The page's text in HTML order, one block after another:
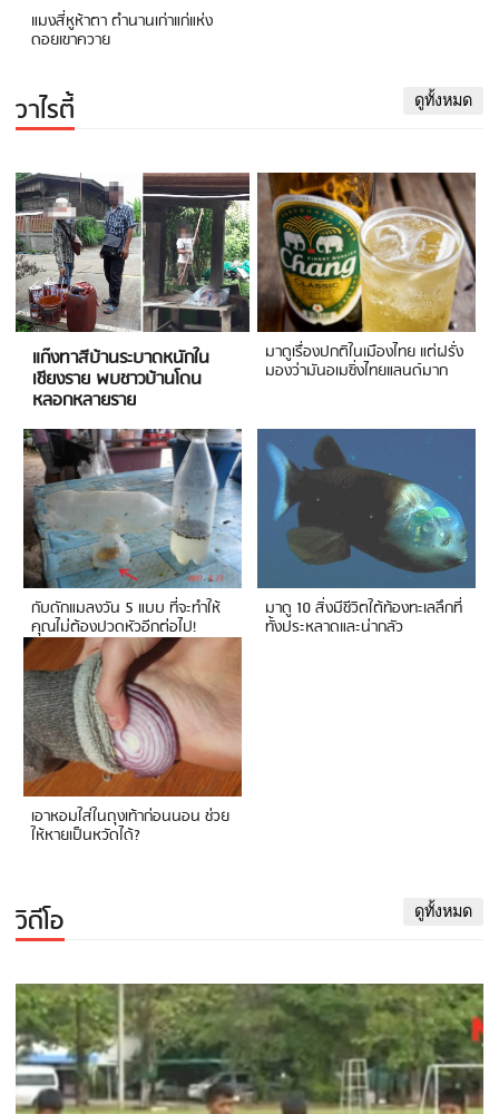
แมงสี่หูห้าตา ตำนานเก่าแก่แห่ง
ดอยเขาควาย
วาไรตี้ ดูทั้งหมด
แก๊งทาสีบ้านระบาดหนักใน
เชียงราย พบชาวบ้านโดน
หลอกหลายราย
มาดูเรื่องปกติในเมืองไทย แต่ฝรั่ง
มองว่ามันอเมซิ่งไทยแลนด์มาก
กับดักแมลงวัน 5 แบบ ที่จะทำให้
คุณไม่ต้องปวดหัวอีกต่อไป!
มาดู 10 สิ่งมีชีวิตใต้ท้องทะเลลึกที่
ทั้งประหลาดและน่ากลัว
เอาหอมใส่ในถุงเท้าก่อนนอน ช่วย
ให้หายเป็นหวัดได้?
วิดีโอ ดูทั้งหมด